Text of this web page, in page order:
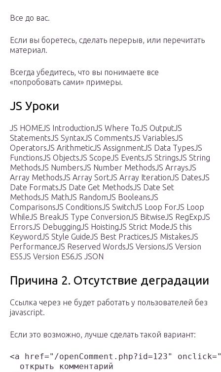
Все до вас.
Если вы боретесь, сделать перерыв, или перечитать
материал.
Всегда убедитесь, что вы понимаете все
«попробовать сами» примеры.
JS Уроки
JS HOMEJS IntroductionJS Where ToJS OutputJS
StatementsJS SyntaxJS CommentsJS VariablesJS
OperatorsJS ArithmeticJS AssignmentJS Data TypesJS
FunctionsJS ObjectsJS ScopeJS EventsJS StringsJS String
MethodsJS NumbersJS Number MethodsJS ArraysJS
Array MethodsJS Array SortJS Array IterationJS DatesJS
Date FormatsJS Date Get MethodsJS Date Set
MethodsJS MathJS RandomJS BooleansJS
ComparisonsJS ConditionsJS SwitchJS Loop ForJS Loop
WhileJS BreakJS Type ConversionJS BitwiseJS RegExpJS
ErrorsJS DebuggingJS HoistingJS Strict ModeJS this
KeywordJS Style GuideJS Best PracticesJS MistakesJS
PerformanceJS Reserved WordsJS VersionsJS Version
ES5JS Version ES6JS JSON
Причина 2. Отсутствие деградации
Ссылка через не будет работать у пользователей без
javascript.
Если это возможно, лучше сделать такой вариант:
<a href="/openComment.php?id=123"
  открыть комментарий